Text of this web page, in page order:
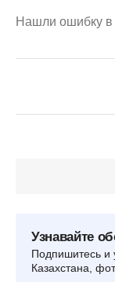
Нашли ошибку в
Узнавайте
Подпишитесь и
Казахстана,